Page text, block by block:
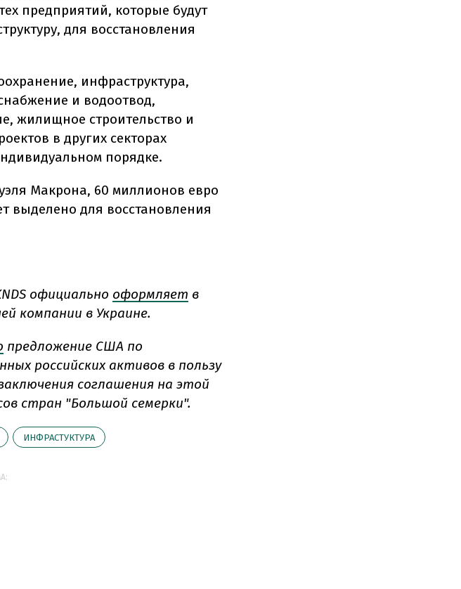
предприятий, которые будут
для восстановления
инфраструктура,
и водоотвод,
жилищное строительство и
в других секторах
порядке.
Макрона, 60 миллионов евро
выделено для восстановления
официально оформляет в
компании в Украине.
предложение США по
российских активов в пользу
соглашения на этой
стран "Большой семерки".
ИНФРАСТУКТУРА